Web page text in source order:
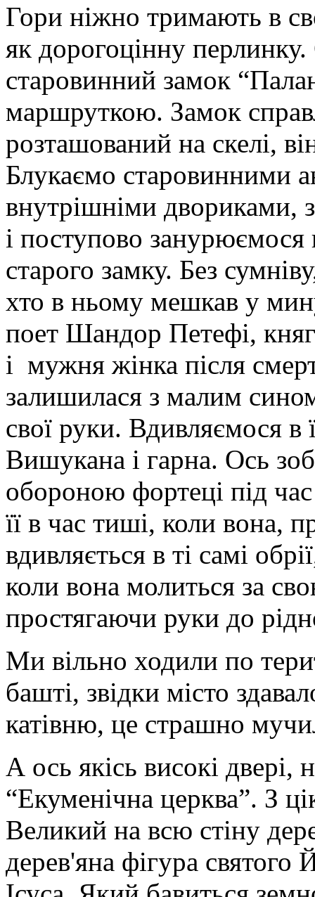
Гори ніжно тримають в
як дорогоцінну
старовинний замок
маршруткою. Замок
розташований на скелі,
Блукаємо старовинними
внутрішніми двориками,
і поступово
старого замку. Без
хто в ньому мешкав у
поет Шандор Петефі,
і мужня жінка після
залишилася з малим
свої руки. Вдивляємося в
Вишукана і гарна. Ось
обороною фортеці під
її в час тиші, коли вона,
вдивляється в ті самі
коли вона молиться за
простягаючи руки до
Ми вільно ходили по
башті, звідки місто
катівню, це страшно
А ось якісь високі двері,
“Екуменічна церква”. З
Великий на всю стіну
дерев'яна фігура